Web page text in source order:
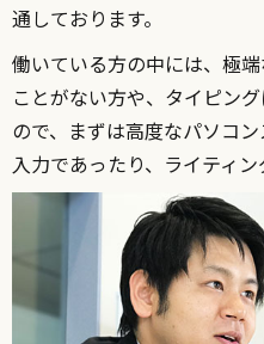
通しております。
働いている方の中には、極
ことがない方や、タイピン
ので、まずは高度なパソコ
入力であったり、ライティン